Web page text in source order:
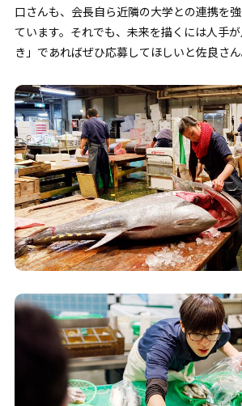
口さんも、会長自ら近隣の大学との連携を
ています。それでも、未来を描くには人手
き」であればぜひ応募してほしいと佐良さん